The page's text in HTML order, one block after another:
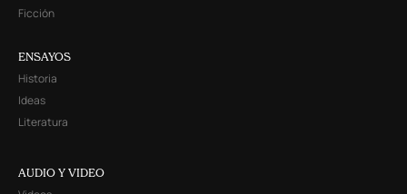
Ficción
ENSAYOS
Historia
Ideas
Literatura
AUDIO Y VIDEO